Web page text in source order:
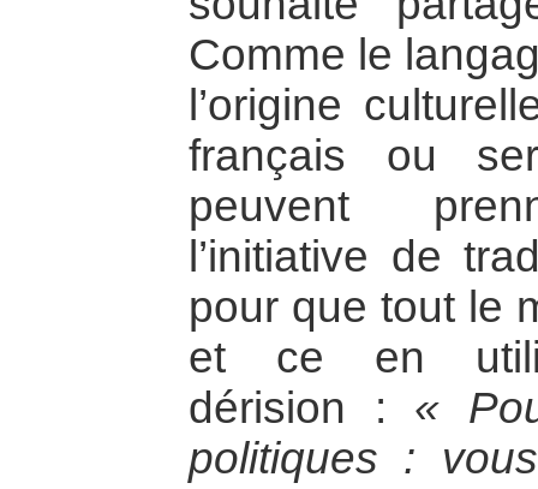
Comme le
l’origine
français ou
peuvent
l’initiative de
pour que tout le
et ce en
dérision : «
politiques :